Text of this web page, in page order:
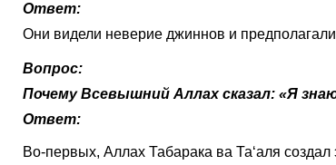
Ответ:
Они видели неверие джиннов и
Вопрос:
Почему Всевышний Аллах сказал: «Я
Ответ: